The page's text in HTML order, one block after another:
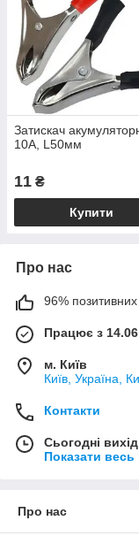
Затискач
10А, L50мм
11 ₴
Купити
Про нас
96% позитивних
Працює з
м. Київ
Київ, Україна,
Контакти
Сьогодні
Показати весь
Про нас